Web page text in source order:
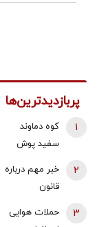
پربازدیدترین‌ها
کوه دماوند
سفید پوش
1
خبر مهم درباره
قانون
2
حملات هوایی
3